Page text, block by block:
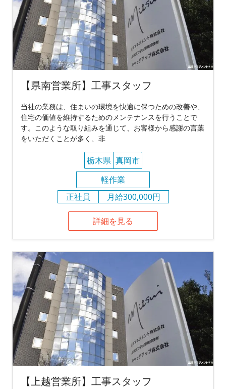
【県南営業所】工事スタッフ
当社の業務は、住まいの環境を快適に保つための改善や、
住宅の価値を維持するためのメンテナンスを行うことで
す。このような取り組みを通じて、お客様から感謝の言葉
をいただくことが多く、非
栃木県 真岡市
軽作業
正社員
月給300,000円
詳細を見る
【上越営業所】工事スタッフ